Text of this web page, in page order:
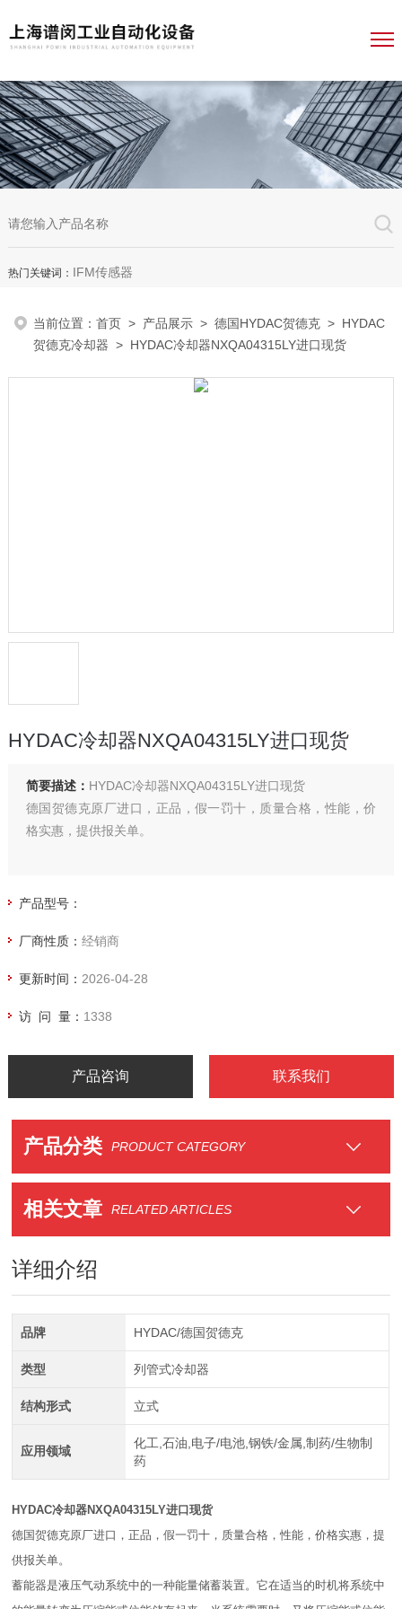
热门关键词： IFM传感器
当前位置：首页 > 产品展示 >德国HYDAC贺德克 > HYDAC
贺德克冷却器 > HYDAC冷却器NXQA04315LY进口现货
HYDAC冷却器NXQA04315LY进口现货
简要描述： HYDAC冷却器NXQA04315LY进口现货
德国贺德克原厂进口，正品，假一罚十，质量合格，性能，价
格实惠，提供报关单。
产品型号：
厂商性质： 经销商
更新时间： 2026-04-28
访 问 量： 1338
产品咨询 联系我们
产品分类 PRODUCT CATEGORY
相关文章 RELATED ARTICLES
详细介绍
品牌 HYDAC/德国贺德克
类型 列管式冷却器
结构形式 立式
应用领域
化工,石油,电子/电池,钢铁/金属,制药/生物制
药
HYDAC冷却器NXQA04315LY进口现货
德国贺德克原厂进口，正品，假一罚十，质量合格，性能，价格实惠，提
供报关单。
蓄能器是液压气动系统中的一种能量储蓄装置。它在适当的时机将系统中